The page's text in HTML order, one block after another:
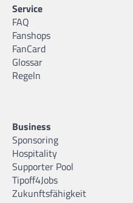
Service
FAQ
Fanshops
FanCard
Glossar
Regeln
Business
Sponsoring
Hospitality
Supporter Pool
Tipoff4Jobs
Zukunftsfähigkeit